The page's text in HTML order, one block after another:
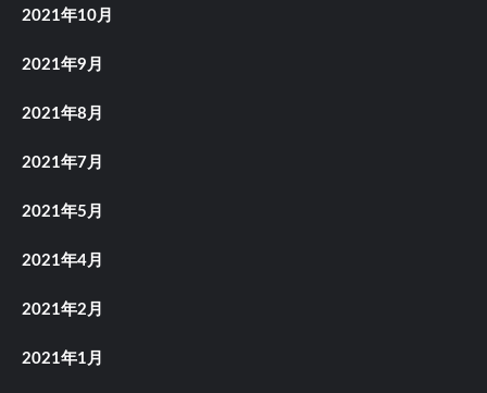
2021年10月
2021年9月
2021年8月
2021年7月
2021年5月
2021年4月
2021年2月
2021年1月